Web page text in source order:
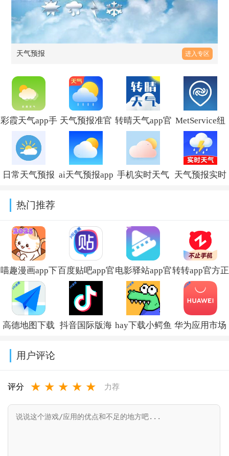
天气预报 进入专区
彩霞天气app手
机版v1.0.3
天气预报准官
方最新版
2026v4.2.8
转晴天气app官
方正版v1.0.0
MetService纽
西兰气象局官
方版v2.27.0
日常天气预报 ai天气预报app 手机实时天气 天气预报实时
热门推荐
喵趣漫画app下
载小说免费安
装v5.0.0
百度贴吧app官
方下载
v22.5.1.0
电影驿站app官
方最新版本免
费下载v2.0.0
转转app官方正
版下载2026最
新版本v12.6.0
高德地图下载
v16.13.0.2011
抖音国际版海 hay下载小鳄鱼 华为应用市场
用户评论
评分 ★ ★ ★ ★ ★ 力荐